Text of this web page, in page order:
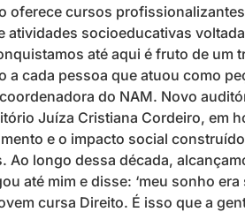
oferece cursos
atividades socioeducativas
até aqui é fruto de
cada pessoa que atuou como
do NAM. Novo
Juíza Cristiana Cordeiro, em
e o impacto social
longo dessa década,
até mim e disse: ‘meu sonho
cursa Direito. É isso que a